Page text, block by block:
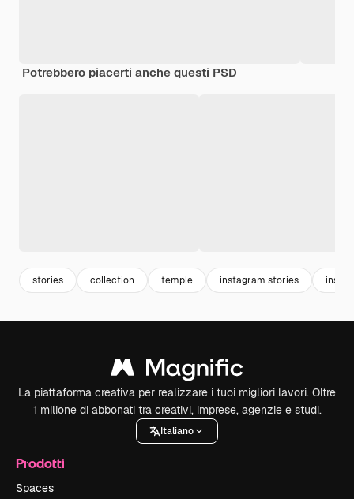
Potrebbero piacerti anche questi PSD
stories collection temple instagram stories
La piattaforma creativa per realizzare i tuoi migliori lavori. Oltre
1 milione di abbonati tra creativi, imprese, agenzie e studi.
Italiano
Prodotti
Spaces